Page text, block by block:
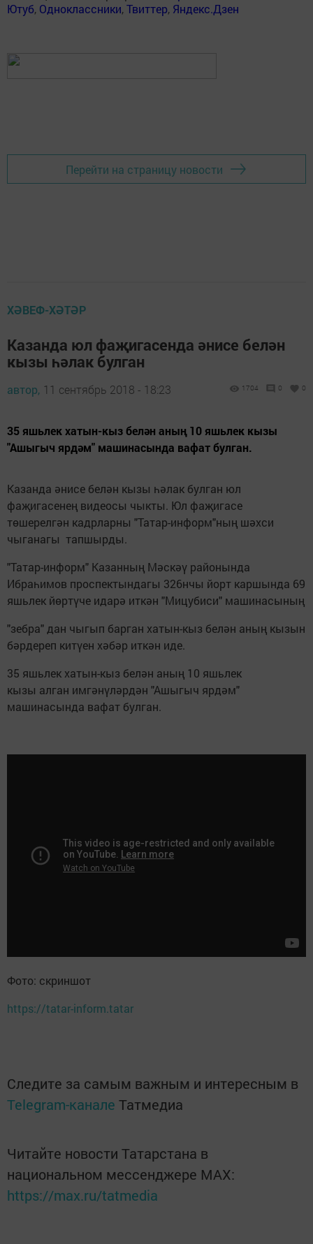
Ютуб, Одноклассники,Твиттер, Яндекс.Дзен
Перейти на страницу новости
ХӘВЕФ-ХӘТӘР
Казанда юл фаҗигасенда әнисе белән
кызы һәлак булган
автор, 11 сентябрь 2018 - 18:23 1704 0 0
35 яшьлек хатын-кыз белән аның 10 яшьлек кызы
"Ашыгыч ярдәм" машинасында вафат булган.
Казанда әнисе белән кызы һәлак булган юл
фаҗигасенең видеосы чыкты. Юл фаҗигасе
төшерелгән кадрларны "Татар-информ"ның шәхси
чыганагы тапшырды.
"Татар-информ" Казанның Мәскәү районында
Ибраһимов проспектындагы 326нчы йорт каршында 69
яшьлек йөртүче идарә иткән "Мицубиси" машинасының
"зебра" дан чыгып барган хатын-кыз белән аның кызын
бәрдереп китүен хәбәр иткән иде.
35 яшьлек хатын-кыз белән аның 10 яшьлек
кызы алган имгәнүләрдән "Ашыгыч ярдәм"
машинасында вафат булган.
Фото: скриншот
https://tatar-inform.tatar
Следите за самым важным и интересным в
Telegram-канале Татмедиа
Читайте новости Татарстана в
национальном мессенджере MАХ:
https://max.ru/tatmedia